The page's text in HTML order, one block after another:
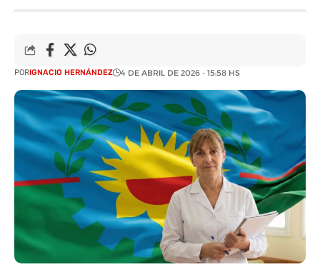
PORIGNACIO HERNÁNDEZ 4 DE ABRIL DE 2026 - 15:58 HS